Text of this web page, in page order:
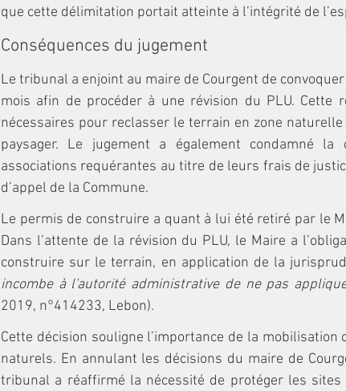
que cette délimitation portait atteinte à l’intégrité de
Conséquences du jugement
Le tribunal a enjoint au maire de Courgent de
mois afin de procéder à une révision du PLU. Cette
nécessaires pour reclasser le terrain en zone
paysager. Le jugement a également condamné
associations requérantes au titre de leurs frais de
d’appel de la Commune.
Le permis de construire a quant à lui été retiré par le
Dans l’attente de la révision du PLU, le Maire a
construire sur le terrain, en application de la
incombe à l'autorité administrative de ne pas
2019, n°414233, Lebon).
Cette décision souligne l’importance de la
naturels. En annulant les décisions du maire de
tribunal a réaffirmé la nécessité de protéger les